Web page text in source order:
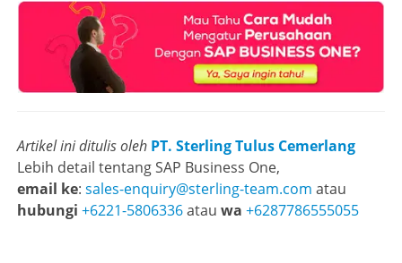
Artikel ini ditulis oleh PT. Sterling Tulus Cemerlang
Lebih detail tentang SAP Business One,
email ke: sales-enquiry@sterling-team.com atau
hubungi +6221-5806336atau wa +6287786555055